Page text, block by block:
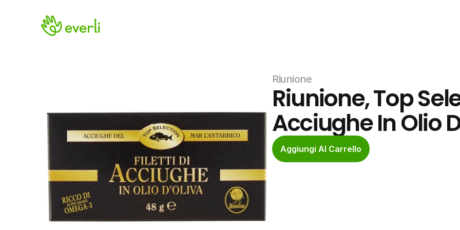
Riunione
Riunione, Top
Acciughe In Olio
Aggiungi Al Carrello